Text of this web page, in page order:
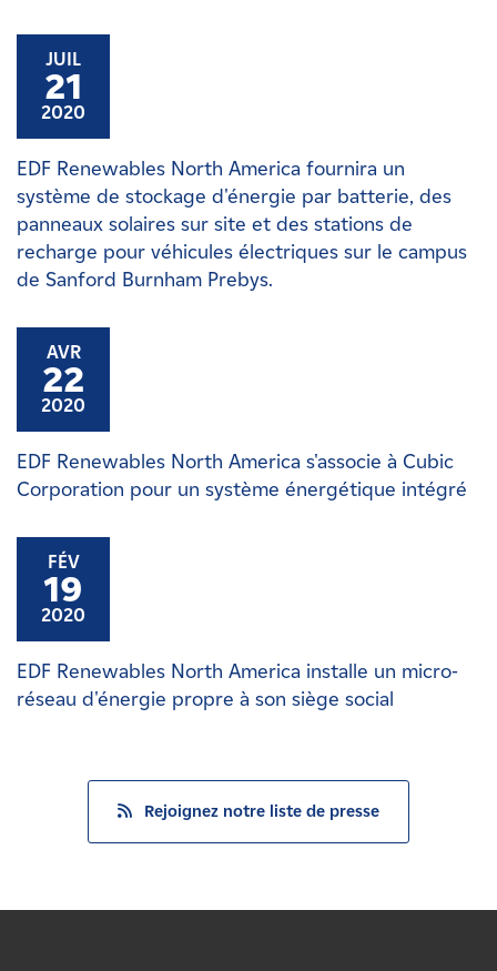
JUIL
21
2020
EDF Renewables North America fournira un
système de stockage d'énergie par batterie, des
panneaux solaires sur site et des stations de
recharge pour véhicules électriques sur le campus
de Sanford Burnham Prebys.
AVR
22
2020
EDF Renewables North America s'associe à Cubic
Corporation pour un système énergétique intégré
FÉV
19
2020
EDF Renewables North America installe un micro-
réseau d'énergie propre à son siège social
Rejoignez notre liste de presse